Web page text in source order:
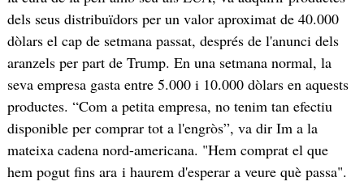
dels seus distribuïdors per un valor aproximat de 40.000
dòlars el cap de setmana passat, després de l'anunci dels
aranzels per part de Trump. En una setmana normal, la
seva empresa gasta entre 5.000 i 10.000 dòlars en aquests
productes. “Com a petita empresa, no tenim tan efectiu
disponible per comprar tot a l'engròs”, va dir Im a la
mateixa cadena nord-americana. "Hem comprat el que
hem pogut fins ara i haurem d'esperar a veure què passa".